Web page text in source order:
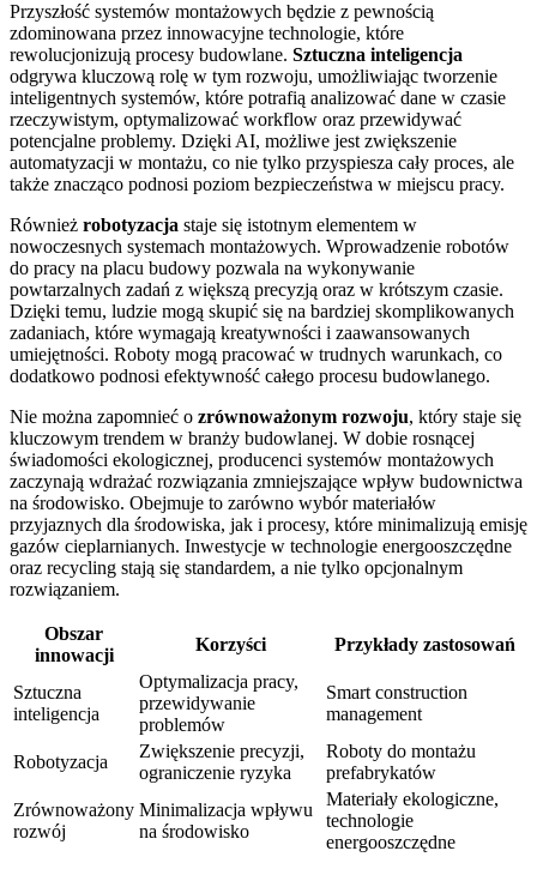
Przyszłość systemów montażowych będzie z pewnością
zdominowana przez innowacyjne technologie, które
rewolucjonizują procesy budowlane. Sztuczna inteligencja
odgrywa kluczową rolę w tym rozwoju, umożliwiając tworzenie
inteligentnych systemów, które potrafią analizować dane w czasie
rzeczywistym, optymalizować workflow oraz przewidywać
potencjalne problemy. Dzięki AI, możliwe jest zwiększenie
automatyzacji w montażu, co nie tylko przyspiesza cały proces, ale
także znacząco podnosi poziom bezpieczeństwa w miejscu pracy.
Również robotyzacja staje się istotnym elementem w
nowoczesnych systemach montażowych. Wprowadzenie robotów
do pracy na placu budowy pozwala na wykonywanie
powtarzalnych zadań z większą precyzją oraz w krótszym czasie.
Dzięki temu, ludzie mogą skupić się na bardziej skomplikowanych
zadaniach, które wymagają kreatywności i zaawansowanych
umiejętności. Roboty mogą pracować w trudnych warunkach, co
dodatkowo podnosi efektywność całego procesu budowlanego.
Nie można zapomnieć o zrównoważonym rozwoju, który staje się
kluczowym trendem w branży budowlanej. W dobie rosnącej
świadomości ekologicznej, producenci systemów montażowych
zaczynają wdrażać rozwiązania zmniejszające wpływ budownictwa
na środowisko. Obejmuje to zarówno wybór materiałów
przyjaznych dla środowiska, jak i procesy, które minimalizują emisję
gazów cieplarnianych. Inwestycje w technologie energooszczędne
oraz recycling stają się standardem, a nie tylko opcjonalnym
rozwiązaniem.
Obszar
innowacji
Korzyści Przykłady zastosowań
Sztuczna
inteligencja
Optymalizacja pracy,
przewidywanie
problemów
Smart construction
management
Robotyzacja
Zwiększenie precyzji,
ograniczenie ryzyka
Roboty do montażu
prefabrykatów
Zrównoważony
rozwój
Minimalizacja wpływu
na środowisko
Materiały ekologiczne,
technologie
energooszczędne